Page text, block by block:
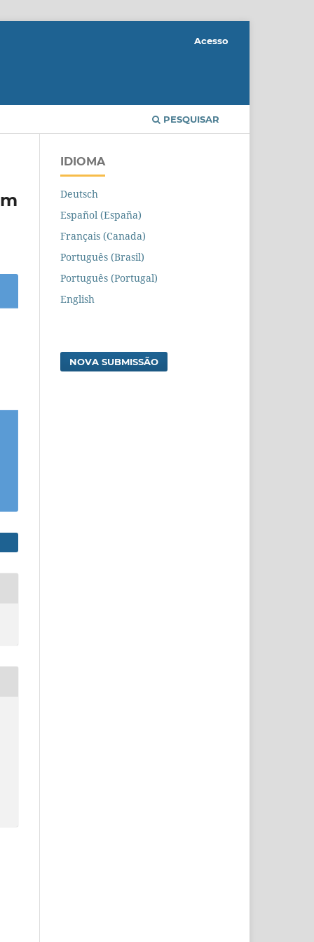
PESQUISAR
Acesso
IDIOMA
Deutsch
Español (España)
Français (Canada)
Português (Brasil)
Português (Portugal)
English
NOVA SUBMISSÃO